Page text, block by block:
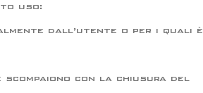
uso:
dall’utente o per i quali è
con la chiusura del